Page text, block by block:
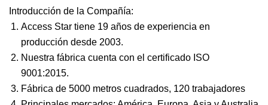
Introducción de la Compañía:
Access Star tiene 19 años de experiencia en
producción desde 2003.
Nuestra fábrica cuenta con el certificado ISO
9001:2015.
Fábrica de 5000 metros cuadrados, 120 trabajadores